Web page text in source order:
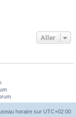
Aller
horaire sur UTC+02:00